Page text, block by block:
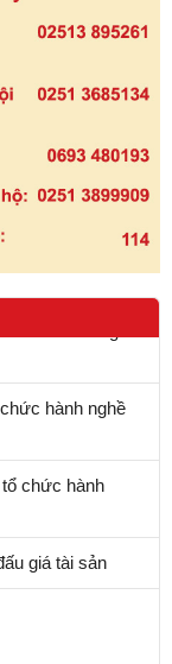
chức hành nghề